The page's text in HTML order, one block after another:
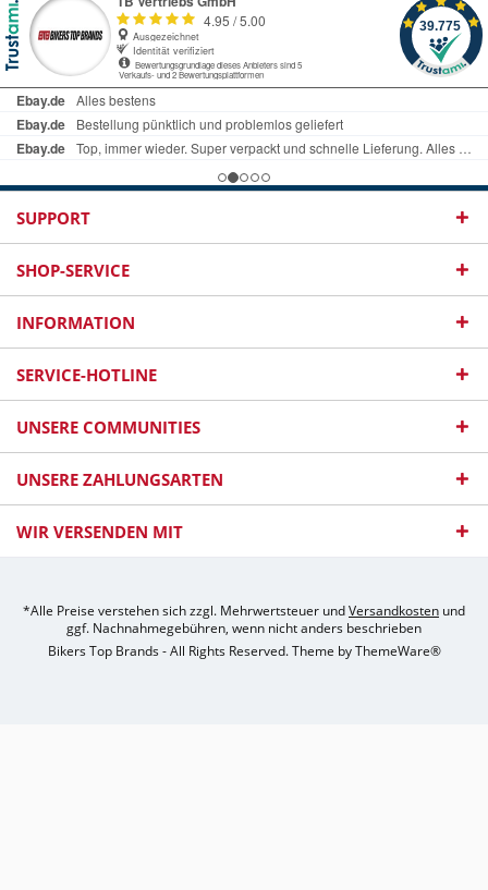
SUPPORT
SHOP-SERVICE
INFORMATION
SERVICE-HOTLINE
UNSERE COMMUNITIES
UNSERE ZAHLUNGSARTEN
WIR VERSENDEN MIT
*Alle Preise verstehen sich zzgl. Mehrwertsteuer undVersandkosten und
ggf. Nachnahmegebühren, wenn nicht anders beschrieben
Bikers Top Brands - All Rights Reserved. Theme byThemeWare®